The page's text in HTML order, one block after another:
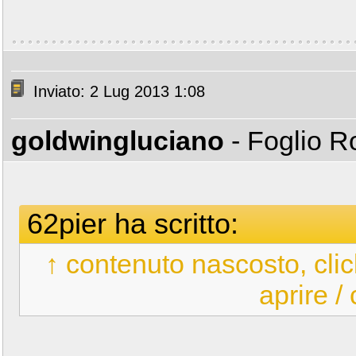
Inviato: 2 Lug 2013 1:08
goldwingluciano - Foglio
62pier ha scritto:
↑ contenuto nascosto,
aprire /